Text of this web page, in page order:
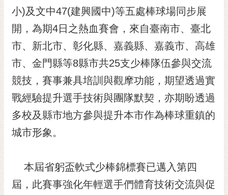
黃
偉
哲
螢
光
花
泉
桐
花
祭
導
覽
小)及文中47(建興國中)等五處棒球場同步展
開，為期4日之熱血賽會，來自臺南市、臺北
市、新北市、彰化縣、嘉義縣、嘉義市、高雄
市、金門縣等8縣市共25支少棒隊伍參與交流
競技，賽事兼具培訓與觀摩功能，期望透過實
戰經驗提升選手技術與團隊默契，亦期盼透過
多校及縣市地方參與提升本市作為棒球重鎮的
城市形象。
本屆省躬盃軟式少棒錦標賽已邁入第四
屆，此賽事強化年輕選手們體育技術交流與促